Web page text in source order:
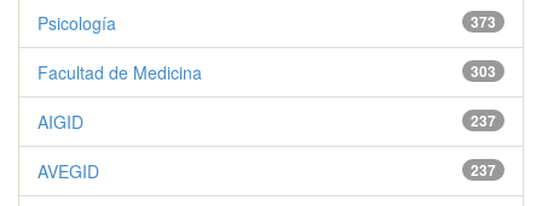
373
Psicología
303
Facultad de Medicina
237
AIGID
237
AVEGID